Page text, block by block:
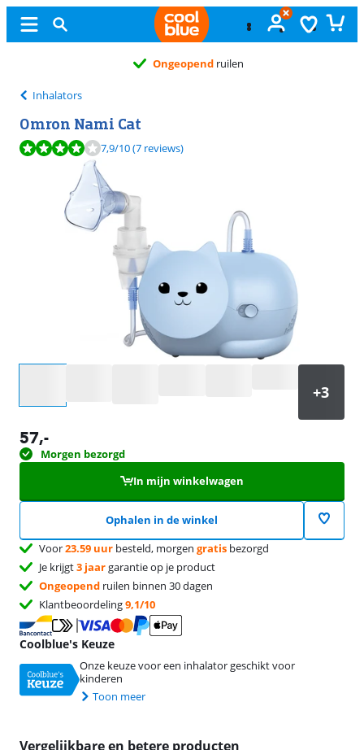
Ongeopend ruilen
Inhalators
Omron Nami Cat
Beoordeling is 7,9 van de 10, gebaseerd op 7 reviews.
7,9/10(7 reviews)
57,-
Morgen bezorgd
In mijn winkelwagen
Ophalen in de winkel
Voor23.59 uur besteld, morgen gratis bezorgd
Je krijgt3 jaargarantie op je product
Ongeopend ruilen binnen 30 dagen
Klantbeoordeling9,1/10
Coolblue's Keuze
Onze keuze voor een inhalator geschikt voor
kinderen
Toon meer
Vergelijkbare en betere producten